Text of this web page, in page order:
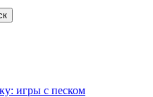
игры с песком